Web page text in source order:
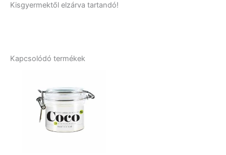
Kisgyermektől elzárva tartandó!
Kapcsolódó termékek